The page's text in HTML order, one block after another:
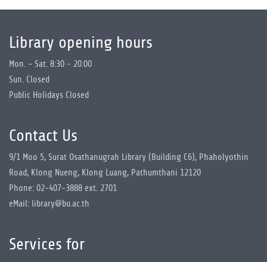
Library opening hours
Mon. - Sat. 8:30 - 20:00
Sun. Closed
Public Holidays Closed
Contact Us
9/1 Moo 5, Surat Osathanugrah Library (Building C6), Phaholyothin
Road, Klong Nueng, Klong Luang, Pathumthani 12120
Phone: 02-407-3888 ext. 2701
eMail: library@bu.ac.th
Services for